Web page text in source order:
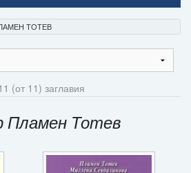
ТОТЕВ
(от 11) заглавия
Пламен Тотев